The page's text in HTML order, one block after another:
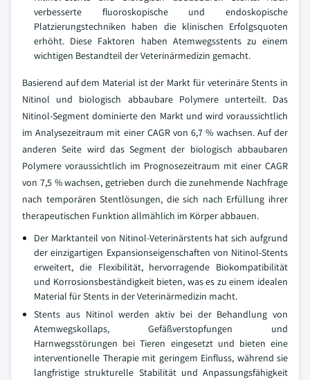
verbesserte fluoroskopische und endoskopische
Platzierungstechniken haben die klinischen Erfolgsquoten
erhöht. Diese Faktoren haben Atemwegsstents zu einem
wichtigen Bestandteil der Veterinärmedizin gemacht.
Basierend auf dem Material ist der Markt für veterinäre Stents in
Nitinol und biologisch abbaubare Polymere unterteilt. Das
Nitinol-Segment dominierte den Markt und wird voraussichtlich
im Analysezeitraum mit einer CAGR von 6,7 % wachsen. Auf der
anderen Seite wird das Segment der biologisch abbaubaren
Polymere voraussichtlich im Prognosezeitraum mit einer CAGR
von 7,5 % wachsen, getrieben durch die zunehmende Nachfrage
nach temporären Stentlösungen, die sich nach Erfüllung ihrer
therapeutischen Funktion allmählich im Körper abbauen.
Der Marktanteil von Nitinol-Veterinärstents hat sich aufgrund
der einzigartigen Expansionseigenschaften von Nitinol-Stents
erweitert, die Flexibilität, hervorragende Biokompatibilität
und Korrosionsbeständigkeit bieten, was es zu einem idealen
Material für Stents in der Veterinärmedizin macht.
Stents aus Nitinol werden aktiv bei der Behandlung von
Atemwegskollaps, Gefäßverstopfungen und
Harnwegsstörungen bei Tieren eingesetzt und bieten eine
interventionelle Therapie mit geringem Einfluss, während sie
langfristige strukturelle Stabilität und Anpassungsfähigkeit